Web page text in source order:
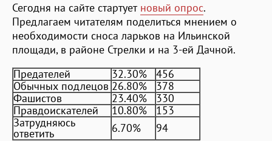
Сегодня на сайте стартует новый опрос.
Предлагаем читателям поделиться мнением о
необходимости сноса ларьков на Ильинской
площади, в районе Стрелки и на 3-ей Дачной.
Предателей
32.30%
456
Обычных подлецов 26.80%
378
Фашистов
23.40%
330
Правдоискателей
10.80%
153
Затрудняюсь
ответить 6.70% 94